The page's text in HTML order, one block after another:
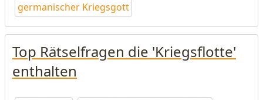
germanischer Kriegsgott
Top Rätselfragen die 'Kriegsflotte'
enthalten